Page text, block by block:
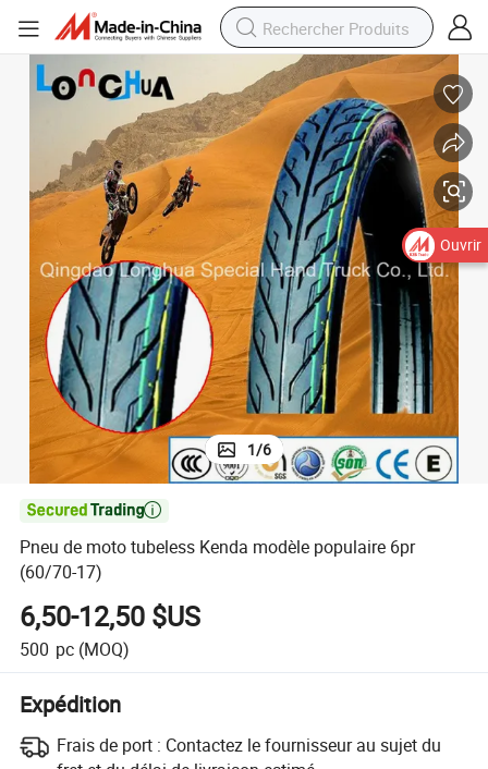
Pneu de moto tubeless Kenda modèle populaire 6pr (60/70-17)
1/6

Pneu de moto tubeless Kenda modèle populaire 6pr
(60/70-17)
6,50-12,50 $US
500 pc (MOQ)
Expédition
Frais de port : Contactez le fournisseur au sujet du
Ouvrir